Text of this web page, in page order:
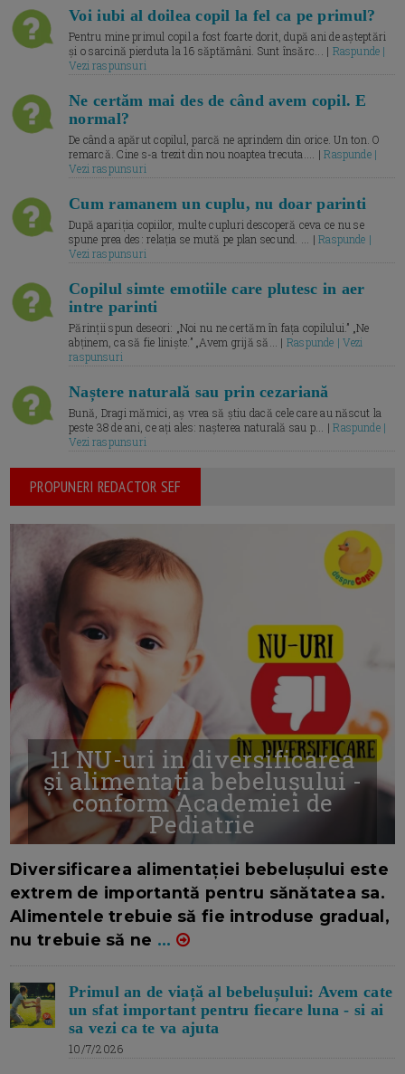
Voi iubi al doilea copil la fel ca pe primul?
Pentru mine primul copil a fost foarte dorit, după ani de așteptări
și o sarcină pierduta la 16 săptămâni. Sunt însărc... | Raspunde |
Vezi raspunsuri
Ne certăm mai des de când avem copil. E
normal?
De când a apărut copilul, parcă ne aprindem din orice. Un ton. O
remarcă. Cine s-a trezit din nou noaptea trecuta.... |Raspunde |
Vezi raspunsuri
Cum ramanem un cuplu, nu doar parinti
După apariția copiilor, multe cupluri descoperă ceva ce nu se
spune prea des: relația se mută pe plan secund. ... |Raspunde |
Vezi raspunsuri
Copilul simte emotiile care plutesc in aer
intre parinti
Părinții spun deseori: „Noi nu ne certăm în fața copilului.” „Ne
abținem, ca să fie liniște.” „Avem grijă să... | Raspunde | Vezi
raspunsuri
Naștere naturală sau prin cezariană
Bună, Dragi mămici, aș vrea să știu dacă cele care au născut la
peste 38 de ani, ce ați ales: nașterea naturală sau p... |Raspunde |
Vezi raspunsuri
PROPUNERI REDACTOR SEF
11 NU-uri in diversificarea
și alimentația bebelușului -
conform Academiei de
Pediatrie
Diversificarea alimentației bebelușului este
extrem de importantă pentru sănătatea sa.
Alimentele trebuie să fie introduse gradual,
nu trebuie să ne ...
Primul an de viață al bebelușului: Avem cate
un sfat important pentru fiecare luna - si ai
sa vezi ca te va ajuta
10/7/2026